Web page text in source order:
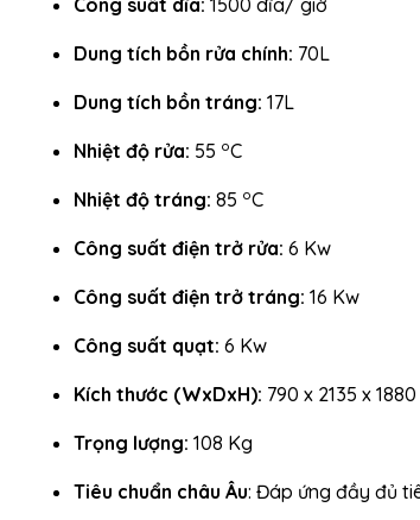
Công suất dĩa: 1500 dĩa/ giờ
Dung tích bồn rửa chính: 70L
Dung tích bồn tráng: 17L
Nhiệt độ rửa: 55 oC
Nhiệt độ tráng: 85 oC
Công suất điện trở rửa: 6 Kw
Công suất điện trở tráng: 16 Kw
Công suất quạt: 6 Kw
Kích thước (WxDxH): 790 x 2135 x
Trọng lượng: 108 Kg
Tiêu chuẩn châu Âu: Đáp ứng đầy đủ